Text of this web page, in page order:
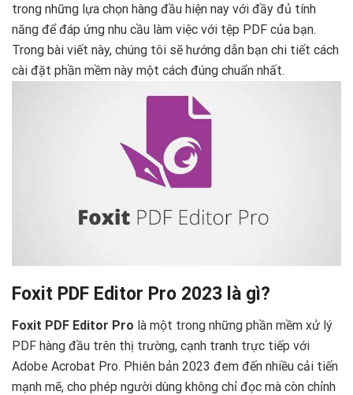
trong những lựa chọn hàng đầu hiện nay với đầy đủ tính
năng để đáp ứng nhu cầu làm việc với tệp PDF của bạn.
Trong bài viết này, chúng tôi sẽ hướng dẫn bạn chi tiết cách
cài đặt phần mềm này một cách đúng chuẩn nhất.
Foxit PDF Editor Pro 2023 là gì?
Foxit PDF Editor Pro là một trong những phần mềm xử lý
PDF hàng đầu trên thị trường, cạnh tranh trực tiếp với
Adobe Acrobat Pro. Phiên bản 2023 đem đến nhiều cải tiến
mạnh mẽ, cho phép người dùng không chỉ đọc mà còn chỉnh